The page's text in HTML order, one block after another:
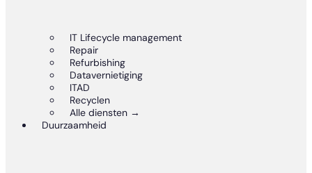
IT Lifecycle management
Repair
Refurbishing
Datavernietiging
ITAD
Recyclen
Alle diensten →
Duurzaamheid